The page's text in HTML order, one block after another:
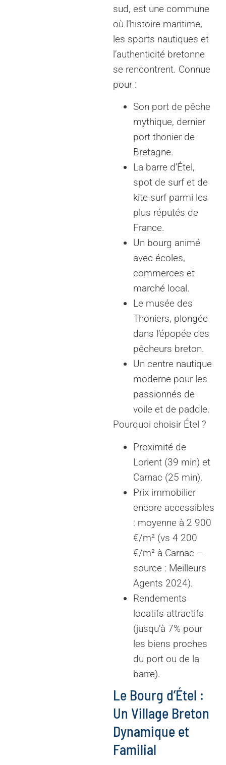
sud, est une commune
où l’histoire maritime,
les sports nautiques et
l’authenticité bretonne
se rencontrent. Connue
pour :
Son port de pêche
mythique, dernier
port thonier de
Bretagne.
La barre d’Étel,
spot de surf et de
kite-surf parmi les
plus réputés de
France.
Un bourg animé
avec écoles,
commerces et
marché local.
Le musée des
Thoniers, plongée
dans l’épopée des
pêcheurs breton.
Un centre nautique
moderne pour les
passionnés de
voile et de paddle.
Pourquoi choisir Étel ?
Proximité de
Lorient (39 min) et
Carnac (25 min).
Prix immobilier
encore accessibles
: moyenne à 2 900
€/m² (vs 4 200
€/m² à Carnac –
source : Meilleurs
Agents 2024).
Rendements
locatifs attractifs
(jusqu’à 7% pour
les biens proches
du port ou de la
barre).
Le Bourg d’Étel :
Un Village Breton
Dynamique et
Familial